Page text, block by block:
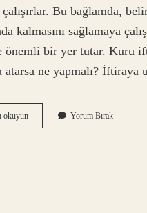
Bu bağlamda,
kalmasını sağlamaya
önemli bir yer tutar. Kuru
atarsa ne yapmalı?
okuyunKuru
Iftira
Yorum Bırak